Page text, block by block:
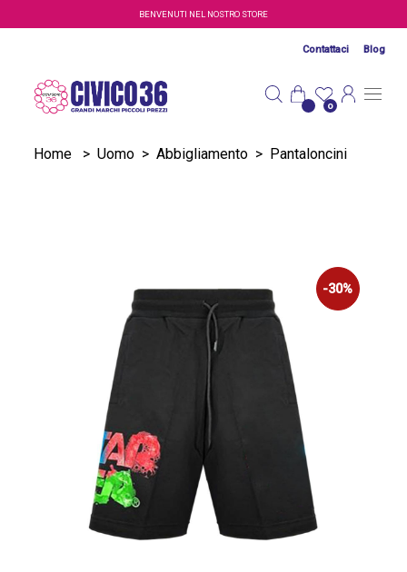
Salta al contenuto principaleBENVENUTI NEL NOSTRO STORE
Contattaci Blog
0
Home > Uomo > Abbigliamento > Pantaloncini
-30%